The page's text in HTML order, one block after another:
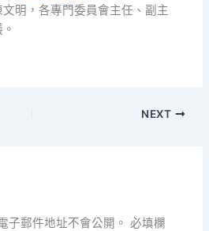
明，各專門委員會主任、副主
NEXT
子郵件地址不會公開。 必填欄